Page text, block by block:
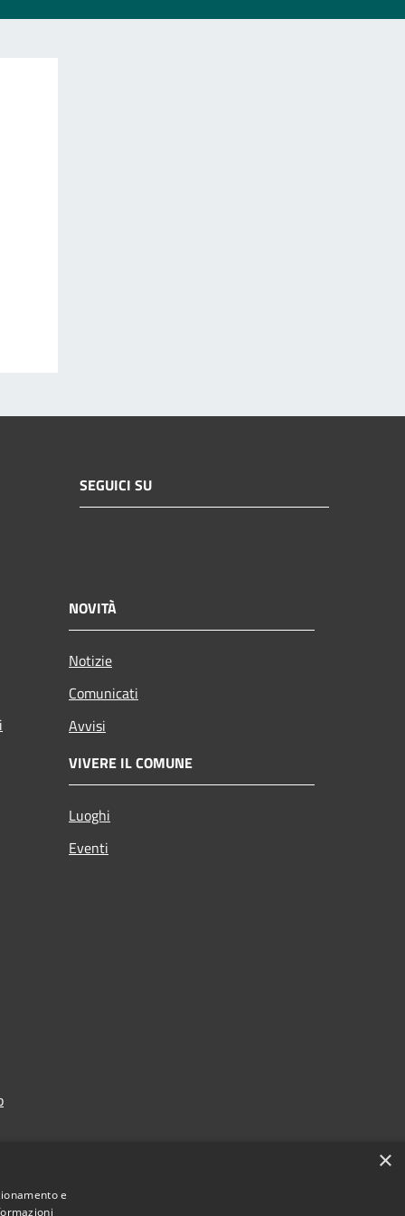
SEGUICI SU
NOVITÀ
Notizie
Comunicati
Avvisi
VIVERE IL COMUNE
Luoghi
Eventi
×
e